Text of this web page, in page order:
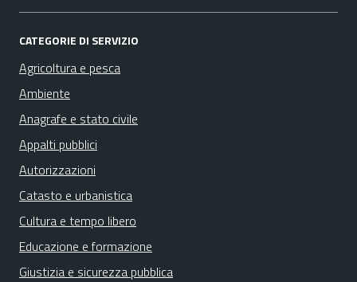
CATEGORIE DI SERVIZIO
Agricoltura e pesca
Ambiente
Anagrafe e stato civile
Appalti pubblici
Autorizzazioni
Catasto e urbanistica
Cultura e tempo libero
Educazione e formazione
Giustizia e sicurezza pubblica